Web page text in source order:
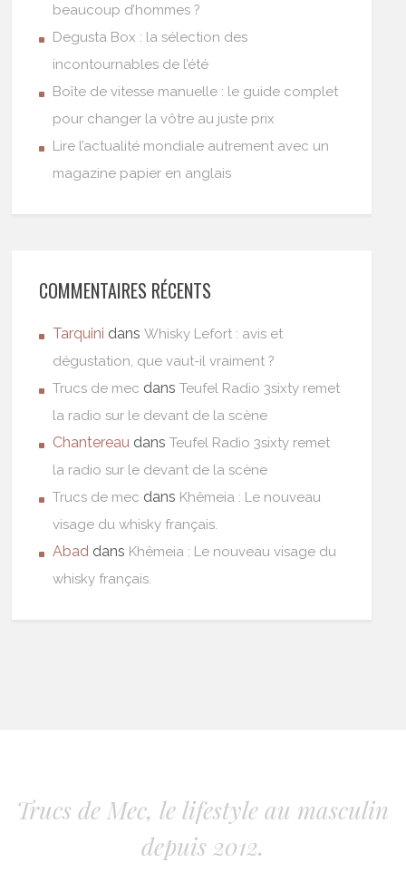
beaucoup d’hommes ?
Degusta Box : la sélection des
incontournables de l’été
Boîte de vitesse manuelle : le guide complet
pour changer la vôtre au juste prix
Lire l’actualité mondiale autrement avec un
magazine papier en anglais
COMMENTAIRES RÉCENTS
Tarquini dansWhisky Lefort : avis et
dégustation, que vaut-il vraiment ?
Trucs de mec dansTeufel Radio 3sixty remet
la radio sur le devant de la scène
Chantereau dansTeufel Radio 3sixty remet
la radio sur le devant de la scène
Trucs de mec dans Khêmeia : Le nouveau
visage du whisky français.
Abad dans Khêmeia : Le nouveau visage du
whisky français.
Trucs de Mec, le lifestyle au masculin
depuis 2012.